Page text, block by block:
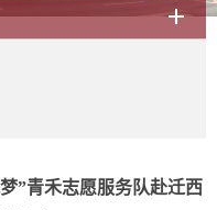
”青禾志愿服务队赴迁西